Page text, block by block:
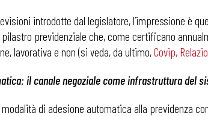
introdotte dal legislatore, l’impressione è
previdenziale che, come certificano
lavorativa e non (si veda, da ultimo,Covip,
il canale negoziale come infrastruttura del
di adesione automatica alla previdenza